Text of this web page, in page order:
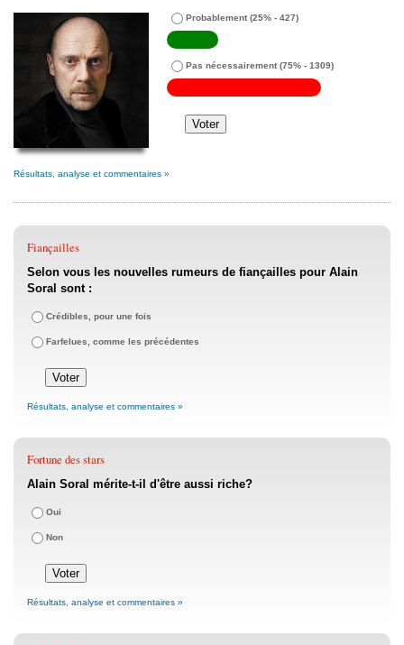
Probablement (25% - 427)
Pas nécessairement (75% - 1309)
Résultats, analyse et commentaires »
Fiançailles
Selon vous les nouvelles rumeurs de fiançailles pour Alain
Soral sont :
Crédibles, pour une fois
Farfelues, comme les précédentes
Résultats, analyse et commentaires »
Fortune des stars
Alain Soral mérite-t-il d'être aussi riche?
Oui
Non
Résultats, analyse et commentaires »